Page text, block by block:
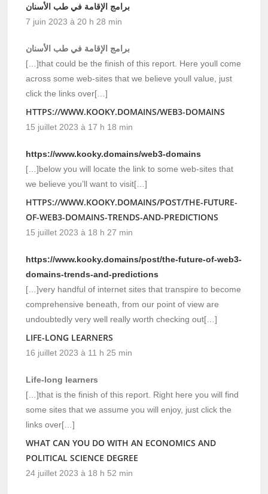
برامج الإقامة في طب الأسنان
7 juin 2023 à 20 h 28 min
برامج الإقامة في طب الأسنان
[…]that could be the finish of this report. Here youll come
across some web-sites that we believe youll value, just
click the links over[…]
HTTPS://WWW.KOOKY.DOMAINS/WEB3-DOMAINS
15 juillet 2023 à 17 h 18 min
https://www.kooky.domains/web3-domains
[…]below you will locate the link to some web-sites that
we believe you’ll want to visit[…]
HTTPS://WWW.KOOKY.DOMAINS/POST/THE-FUTURE-
OF-WEB3-DOMAINS-TRENDS-AND-PREDICTIONS
15 juillet 2023 à 18 h 27 min
https://www.kooky.domains/post/the-future-of-web3-
domains-trends-and-predictions
[…]very handful of internet sites that transpire to become
comprehensive beneath, from our point of view are
undoubtedly very well really worth checking out[…]
LIFE-LONG LEARNERS
16 juillet 2023 à 11 h 25 min
Life-long learners
[…]that is the finish of this report. Right here you will find
some sites that we assume you will enjoy, just click the
links over[…]
WHAT CAN YOU DO WITH AN ECONOMICS AND
POLITICAL SCIENCE DEGREE
24 juillet 2023 à 18 h 52 min